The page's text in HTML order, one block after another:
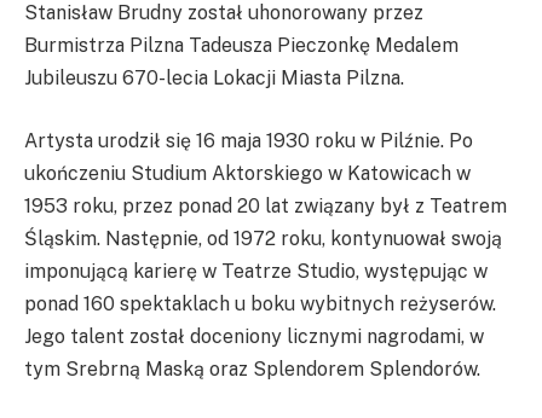
Stanisław Brudny został uhonorowany przez
Burmistrza Pilzna Tadeusza Pieczonkę Medalem
Jubileuszu 670-lecia Lokacji Miasta Pilzna.
Artysta urodził się 16 maja 1930 roku w Pilźnie. Po
ukończeniu Studium Aktorskiego w Katowicach w
1953 roku, przez ponad 20 lat związany był z Teatrem
Śląskim. Następnie, od 1972 roku, kontynuował swoją
imponującą karierę w Teatrze Studio, występując w
ponad 160 spektaklach u boku wybitnych reżyserów.
Jego talent został doceniony licznymi nagrodami, w
tym Srebrną Maską oraz Splendorem Splendorów.